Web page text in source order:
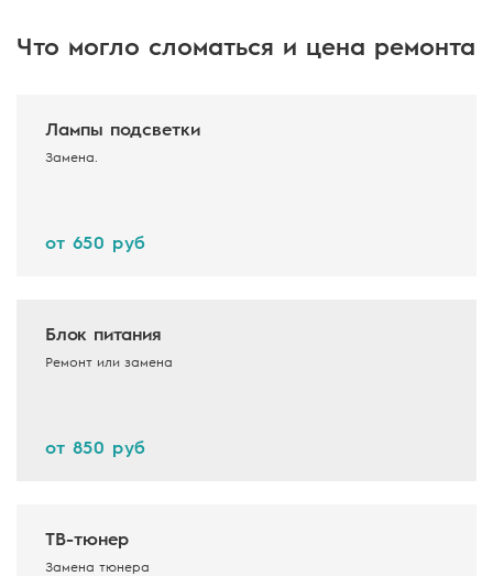
Что могло сломаться и цена ремонта
Лампы подсветки
Замена.
от 650 руб
Блок питания
Ремонт или замена
от 850 руб
ТВ-тюнер
Замена тюнера